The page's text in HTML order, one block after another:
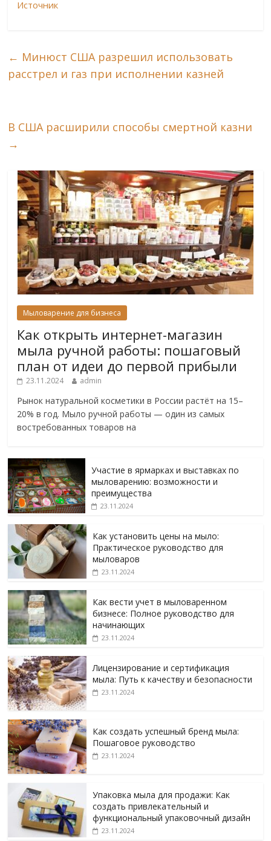
Источник
← Минюст США разрешил использовать
расстрел и газ при исполнении казней
В США расширили способы смертной казни
→
Мыловарение для бизнеса
Как открыть интернет-магазин
мыла ручной работы: пошаговый
план от идеи до первой прибыли
23.11.2024 admin
Рынок натуральной косметики в России растёт на 15–
20% в год. Мыло ручной работы — один из самых
востребованных товаров на
Участие в ярмарках и выставках по
мыловарению: возможности и
преимущества
23.11.2024
Как установить цены на мыло:
Практическое руководство для
мыловаров
23.11.2024
Как вести учет в мыловаренном
бизнесе: Полное руководство для
начинающих
23.11.2024
Лицензирование и сертификация
мыла: Путь к качеству и безопасности
23.11.2024
Как создать успешный бренд мыла:
Пошаговое руководство
23.11.2024
Упаковка мыла для продажи: Как
создать привлекательный и
функциональный упаковочный дизайн
23.11.2024